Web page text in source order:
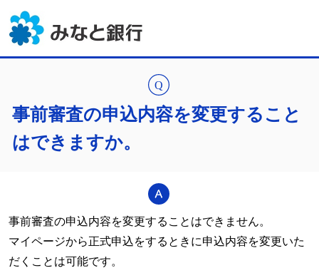
事前審査の申込内容を変更すること
はできますか。
事前審査の申込内容を変更することはできません。
マイページから正式申込をするときに申込内容を変更いた
だくことは可能です。